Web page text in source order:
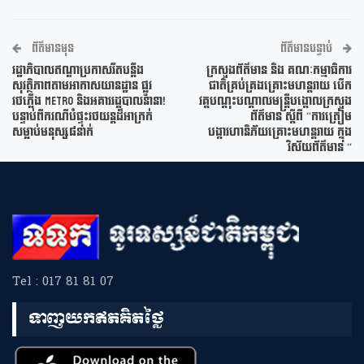
ព័ត៌មានមុន
រដ្ឋាភិបាលឥណ្ឌាប្រកាសរឹតបន្តឹង
សុវត្ថិភាពតាមអាកាសយានដ្ឋាន ផ្លូវ
រថភ្លើង Metro និងអគាររដ្ឋបាលនានា!
បន្ទាប់ពីករណីបំផ្ទុះរថយន្តដ៏អាក្រក់
សម្លាប់មនុស្ស៨នាក់
ព័ត៌មានបន្ទាប់
ក្រសួងព័ត៌មាន និង គណៈកម្មាធិការ
ជាតិគ្រប់គ្រងគ្រោះមហន្តរាយ បើក
វគ្គបណ្តុះបណ្តាលមន្រ្តីបង្គោលក្រសួង
ព័ត៌មាន ស្តីពី “ការត្រៀម
បង្ការហានិភ័យគ្រោះមហន្តរាយ ក្នុង
វិស័យព័ត៌មាន “
Tel : 017 81 81 07
ទាញយកឥតគិតថ្លៃ